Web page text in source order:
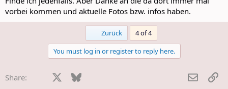
vorbei kommen und aktuelle Fotos bzw. infos haben.
Zurück
4 of 4
You must log in or register to reply here.
Share: Facebook Bluesky WhatsApp
E-Mail